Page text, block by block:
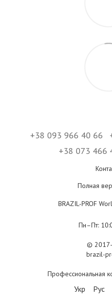
+38 093 966 40 66
+38 073 466
Полная
BRAZIL-PROF
Пн–Пт:
©
brazil-
Профессиональная
Укр Рус